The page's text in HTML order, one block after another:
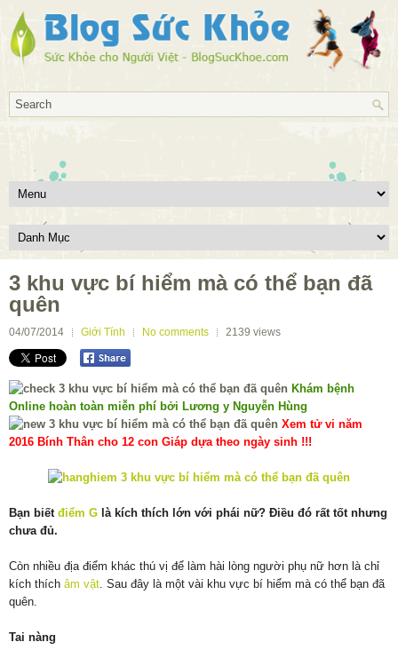
3 khu vực bí hiểm mà có thể bạn đã
quên
04/07/2014 Giới Tính No comments 2139 views
Khám bệnh
Online hoàn toàn miễn phí bởi Lương y Nguyễn Hùng
Xem tử vi năm
2016 Bính Thân cho 12 con Giáp dựa theo ngày sinh !!!
Bạn biết điểm G là kích thích lớn với phái nữ? Điều đó rất tốt nhưng
chưa đủ.
Còn nhiều địa điểm khác thú vị để làm hài lòng người phụ nữ hơn là chỉ
kích thích âm vật. Sau đây là một vài khu vực bí hiểm mà có thể bạn đã
quên.
Tai nàng